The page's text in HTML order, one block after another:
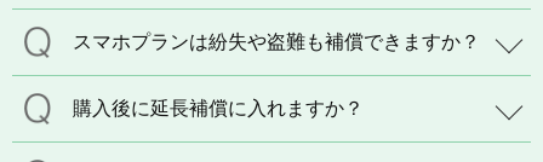
スマホプランは紛失や盗難も補償できますか？
購入後に延長補償に入れますか？